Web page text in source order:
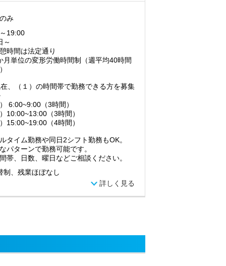
み
19:00
～
時間は法定通り
単位の変形労働時間制（週平均40時間
、（１）の時間帯で勤務できる方を募集
6:00~9:00（3時間）
10:00~13:00（3時間）
15:00~19:00（4時間）
タイム勤務や同日2シフト勤務もOK。
パターンで勤務可能です。
帯、日数、曜日などご相談ください。
制、残業ほぼなし
詳しく見る